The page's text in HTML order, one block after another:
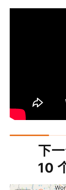
下
10